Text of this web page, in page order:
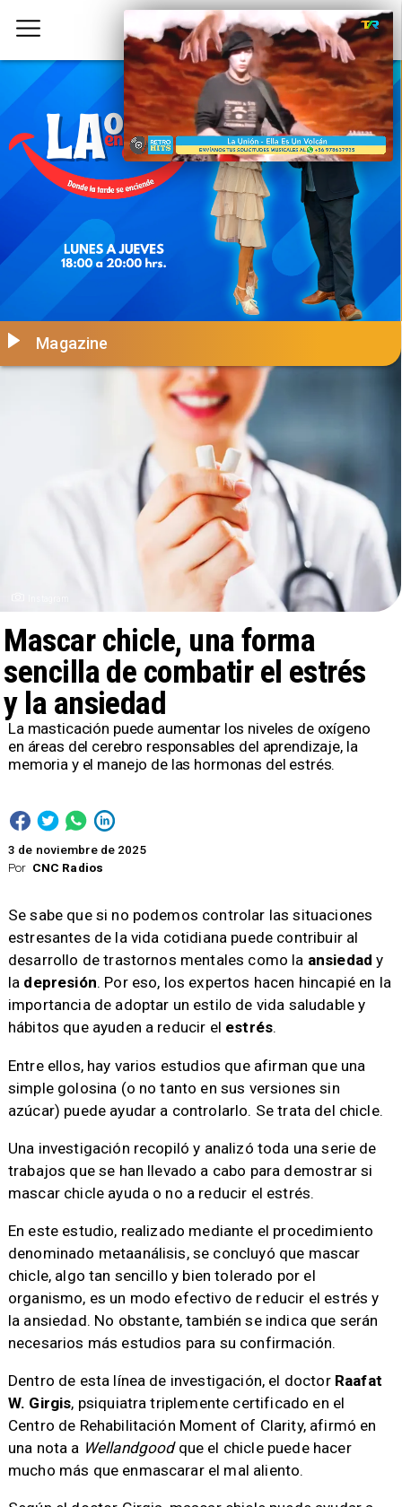
Por CNC Radios
Mascar chicle, una forma
sencilla de combatir el estrés
y la ansiedad
Magazine
3 de noviembre de 2025
La masticación puede aumentar los niveles de oxígeno
en áreas del cerebro responsables del aprendizaje, la
memoria y el manejo de las hormonas del estrés.
Se sabe que si no podemos controlar las situaciones
estresantes de la vida cotidiana puede contribuir al
desarrollo de trastornos mentales como la ansiedad y
la depresión. Por eso, los expertos hacen hincapié en la
importancia de adoptar un estilo de vida saludable y
hábitos que ayuden a reducir el estrés.
Entre ellos, hay varios estudios que afirman que una
simple golosina (o no tanto en sus versiones sin
azúcar) puede ayudar a controlarlo. Se trata del chicle.
Una investigación recopiló y analizó toda una serie de
trabajos que se han llevado a cabo para demostrar si
mascar chicle ayuda o no a reducir el estrés.
En este estudio, realizado mediante el procedimiento
denominado metaanálisis, se concluyó que mascar
chicle, algo tan sencillo y bien tolerado por el
organismo, es un modo efectivo de reducir el estrés y
la ansiedad. No obstante, también se indica que serán
necesarios más estudios para su confirmación.
Dentro de esta línea de investigación, el doctor Raafat
W. Girgis, psiquiatra triplemente certificado en el
Centro de Rehabilitación Moment of Clarity, afirmó en
una nota a Wellandgoodque el chicle puede hacer
mucho más que enmascarar el mal aliento.